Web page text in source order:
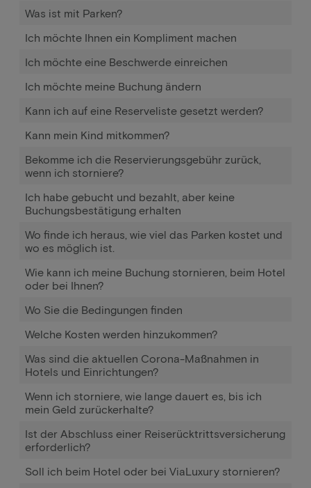
Was ist mit Parken?
Ich möchte Ihnen ein Kompliment machen
Ich möchte eine Beschwerde einreichen
Ich möchte meine Buchung ändern
Kann ich auf eine Reserveliste gesetzt werden?
Kann mein Kind mitkommen?
Bekomme ich die Reservierungsgebühr zurück,
wenn ich storniere?
Ich habe gebucht und bezahlt, aber keine
Buchungsbestätigung erhalten
Wo finde ich heraus, wie viel das Parken kostet und
wo es möglich ist.
Wie kann ich meine Buchung stornieren, beim Hotel
oder bei Ihnen?
Wo Sie die Bedingungen finden
Welche Kosten werden hinzukommen?
Was sind die aktuellen Corona-Maßnahmen in
Hotels und Einrichtungen?
Wenn ich storniere, wie lange dauert es, bis ich
mein Geld zurückerhalte?
Ist der Abschluss einer Reiserücktrittsversicherung
erforderlich?
Soll ich beim Hotel oder bei ViaLuxury stornieren?